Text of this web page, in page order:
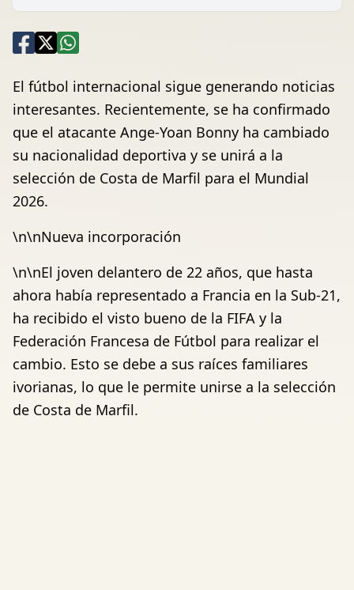
El fútbol internacional sigue generando noticias
interesantes. Recientemente, se ha confirmado
que el atacante Ange-Yoan Bonny ha cambiado
su nacionalidad deportiva y se unirá a la
selección de Costa de Marfil para el Mundial
2026.
\n\nNueva incorporación
\n\nEl joven delantero de 22 años, que hasta
ahora había representado a Francia en la Sub-21,
ha recibido el visto bueno de la FIFA y la
Federación Francesa de Fútbol para realizar el
cambio. Esto se debe a sus raíces familiares
ivorianas, lo que le permite unirse a la selección
de Costa de Marfil.